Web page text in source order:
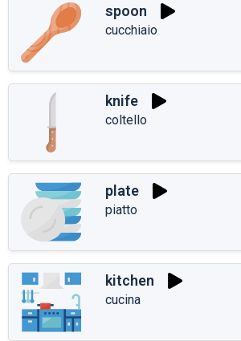
spoon
cucchiaio
knife
coltello
plate
piatto
kitchen
cucina